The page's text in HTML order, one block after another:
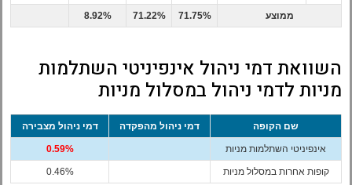
ממוצע 71.75%
71.22%
8.92%
השוואת דמי ניהול אינפיניטי השתלמות
מניות לדמי ניהול במסלול מניות
שם הקופה דמי ניהול מהפקדה דמי ניהול מצבירה
אינפיניטי השתלמות מניות 0.59%
קופות אחרות במסלול מניות 0.46%